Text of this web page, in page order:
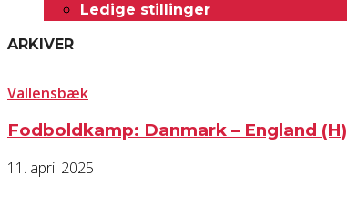
Ledige stillinger
ARKIVER
Vallensbæk
Fodboldkamp: Danmark – England (H)
11. april 2025